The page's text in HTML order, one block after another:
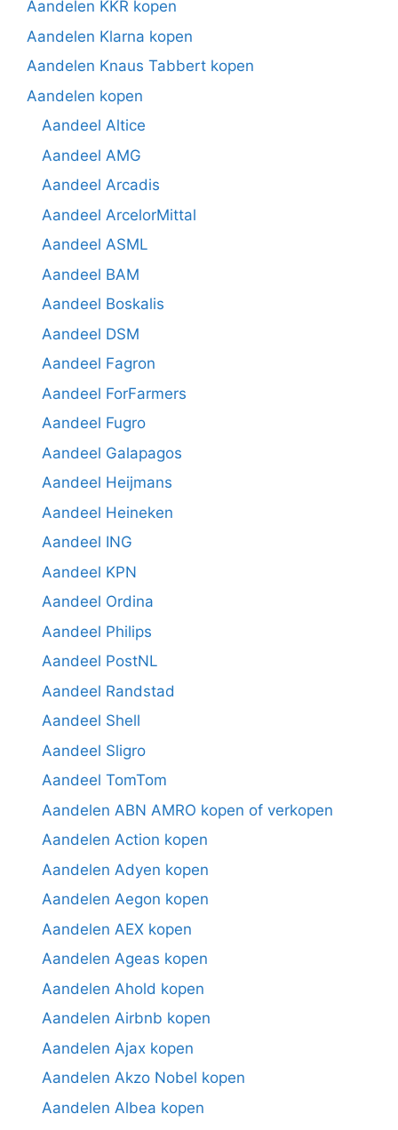
Aandelen KKR kopen
Aandelen Klarna kopen
Aandelen Knaus Tabbert kopen
Aandelen kopen
Aandeel Altice
Aandeel AMG
Aandeel Arcadis
Aandeel ArcelorMittal
Aandeel ASML
Aandeel BAM
Aandeel Boskalis
Aandeel DSM
Aandeel Fagron
Aandeel ForFarmers
Aandeel Fugro
Aandeel Galapagos
Aandeel Heijmans
Aandeel Heineken
Aandeel ING
Aandeel KPN
Aandeel Ordina
Aandeel Philips
Aandeel PostNL
Aandeel Randstad
Aandeel Shell
Aandeel Sligro
Aandeel TomTom
Aandelen ABN AMRO kopen of verkopen
Aandelen Action kopen
Aandelen Adyen kopen
Aandelen Aegon kopen
Aandelen AEX kopen
Aandelen Ageas kopen
Aandelen Ahold kopen
Aandelen Airbnb kopen
Aandelen Ajax kopen
Aandelen Akzo Nobel kopen
Aandelen Albea kopen